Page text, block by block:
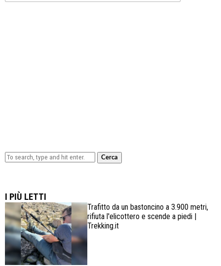
Cerca
I PIÙ LETTI
Trafitto da un bastoncino a 3.900 metri,
rifiuta l'elicottero e scende a piedi |
Trekking.it